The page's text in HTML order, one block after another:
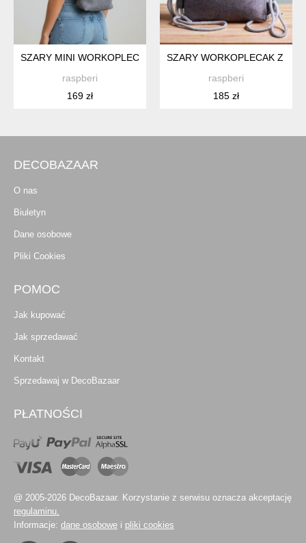
SZARY MINI WORKOPLECAK
raspberi
169 zł
SZARY WORKOPLECAK Z
raspberi
185 zł
DECOBAZAAR
O nas
Biuletyn
Dane osobowe
Pliki Cookies
POMOC
Jak kupować
Jak sprzedawać
Kontakt
Sprzedawaj w DecoBazaar
PŁATNOŚCI
@ 2005-2026 DecoBazaar. Korzystanie z serwisu oznacza akceptację
regulaminu.
Informacje: dane osobowe i pliki cookies